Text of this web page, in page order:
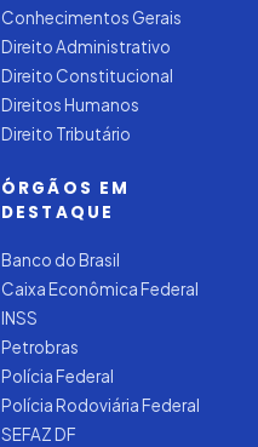
Conhecimentos Gerais
Direito Administrativo
Direito Constitucional
Direitos Humanos
Direito Tributário
ÓRGÃOS EM
DESTAQUE
Banco do Brasil
Caixa Econômica Federal
INSS
Petrobras
Polícia Federal
Polícia Rodoviária Federal
SEFAZ DF